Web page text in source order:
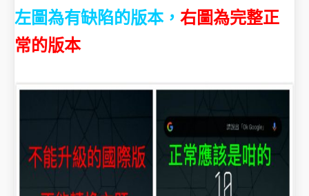
左圖為有缺陷的版本， 右圖為完整正
常的版本